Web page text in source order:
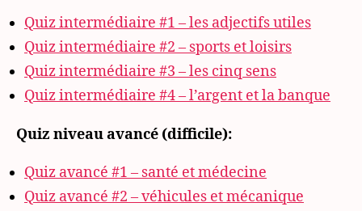
Quiz intermédiaire #1 – les adjectifs utiles
Quiz intermédiaire #2 – sports et loisirs
Quiz intermédiaire #3 – les cinq sens
Quiz intermédiaire #4 – l’argent et la banque
Quiz niveau avancé (difficile):
Quiz avancé #1 – santé et médecine
Quiz avancé #2 – véhicules et mécanique